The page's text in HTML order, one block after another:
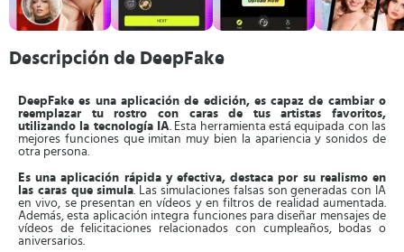
Descripción de DeepFake
DeepFake es una aplicación de edición, es capaz de cambiar o
reemplazar tu rostro con caras de tus artistas favoritos,
utilizando la tecnología IA. Esta herramienta está equipada con las
mejores funciones que imitan muy bien la apariencia y sonidos de
otra persona.
Es una aplicación rápida y efectiva, destaca por su realismo en
las caras que simula. Las simulaciones falsas son generadas con IA
en vivo, se presentan en vídeos y en filtros de realidad aumentada.
Además, esta aplicación integra funciones para diseñar mensajes de
vídeos de felicitaciones relacionados con cumpleaños, bodas o
aniversarios.